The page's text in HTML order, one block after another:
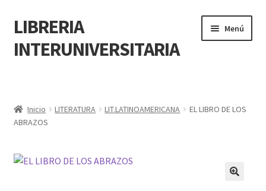
LIBRERIA
INTERUNIVERSITARIA
Menú
Carrito
Inicio LITERATURA LIT.LATINOAMERICANA
EL LIBRO DE LOS
ABRAZOS